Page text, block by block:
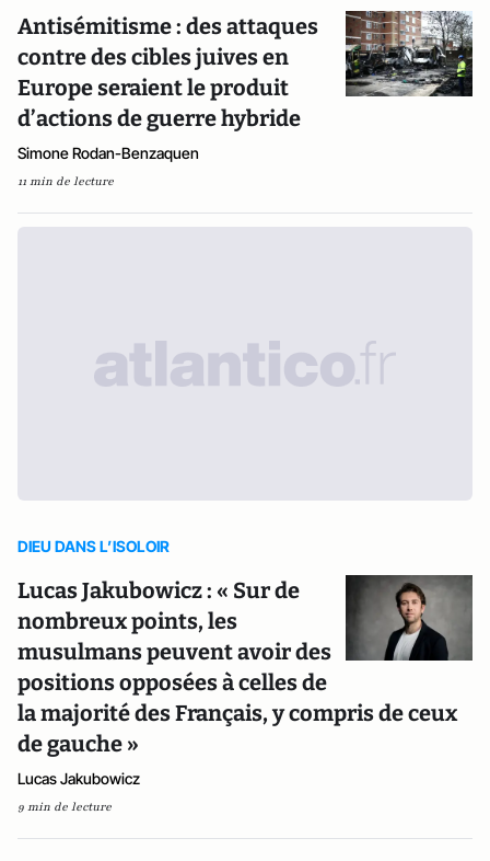
Antisémitisme : des attaques
contre des cibles juives en
Europe seraient le produit
d’actions de guerre hybride
Simone Rodan-Benzaquen
11 min de lecture
DIEU DANS L’ISOLOIR
Lucas Jakubowicz : « Sur de
nombreux points, les
musulmans peuvent avoir des
positions opposées à celles de
la majorité des Français, y compris de ceux
de gauche »
Lucas Jakubowicz
9 min de lecture